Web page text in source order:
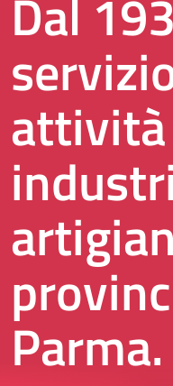
Dal
attività
Parma.